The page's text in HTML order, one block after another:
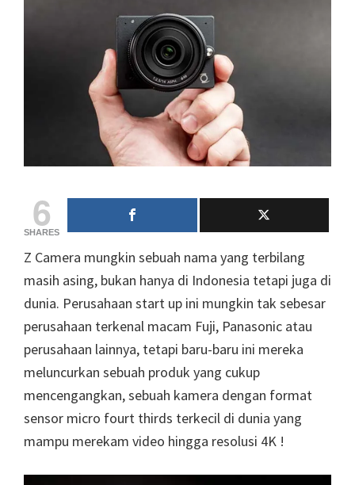
6
SHARES
Z Camera mungkin sebuah nama yang terbilang
masih asing, bukan hanya di Indonesia tetapi juga di
dunia. Perusahaan start up ini mungkin tak sebesar
perusahaan terkenal macam Fuji, Panasonic atau
perusahaan lainnya, tetapi baru-baru ini mereka
meluncurkan sebuah produk yang cukup
mencengangkan, sebuah kamera dengan format
sensor micro fourt thirds terkecil di dunia yang
mampu merekam video hingga resolusi 4K !